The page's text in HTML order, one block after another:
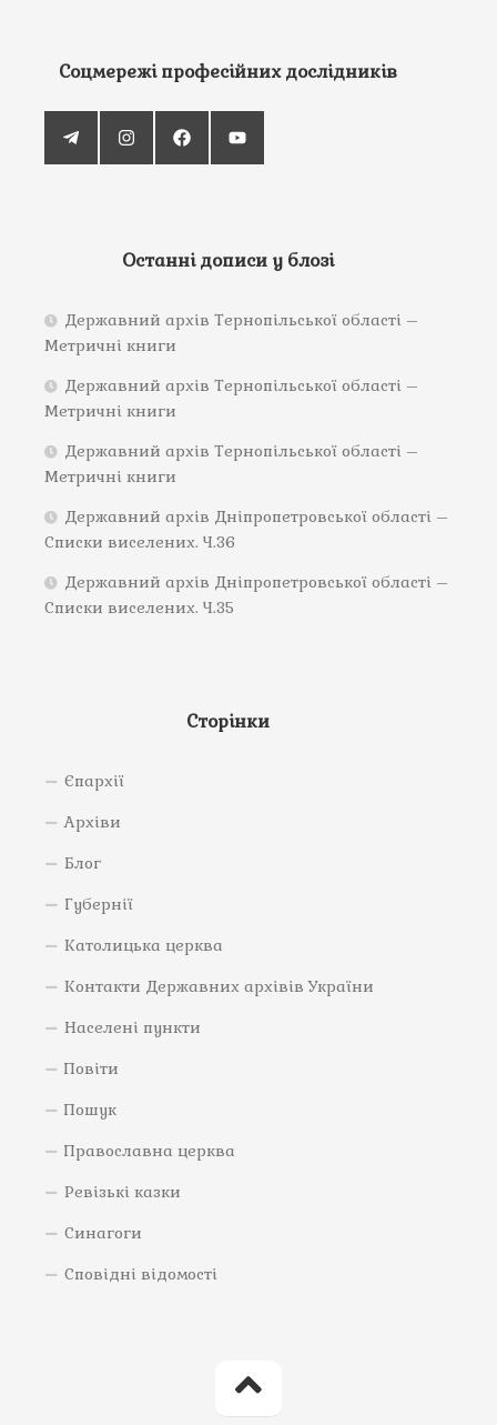
Соцмережі професійних дослідників
Останні дописи у блозі
Державний архів Тернопільської області –
Метричні книги
Державний архів Тернопільської області –
Метричні книги
Державний архів Тернопільської області –
Метричні книги
Державний архів Дніпропетровської області –
Списки виселених. Ч.36
Державний архів Дніпропетровської області –
Списки виселених. Ч.35
Сторінки
Єпархії
Архіви
Блог
Губернії
Католицька церква
Контакти Державних архівів України
Населені пункти
Повіти
Пошук
Православна церква
Ревізькі казки
Синагоги
Сповідні відомості